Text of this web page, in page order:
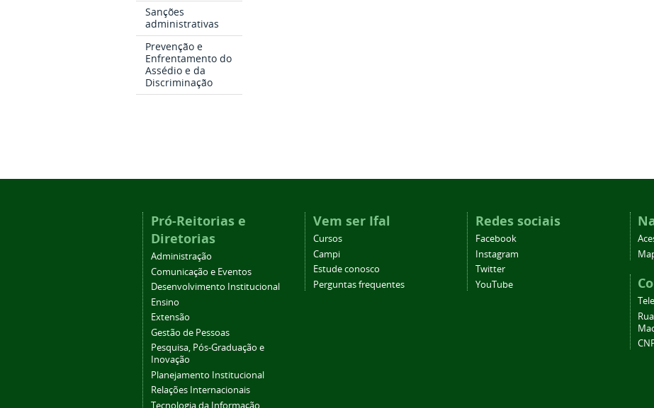
Sanções
administrativas
Prevenção e
Enfrentamento do
Assédio e da
Discriminação
Pró-Reitorias e
Diretorias
Administração
Comunicação e Eventos
Desenvolvimento Institucional
Ensino
Extensão
Gestão de Pessoas
Pesquisa, Pós-Graduação e
Inovação
Planejamento Institucional
Relações Internacionais
Tecnologia da Informação
Vem ser Ifal
Cursos
Campi
Estude conosco
Perguntas frequentes
Redes sociais
Facebook
Instagram
Twitter
YouTube